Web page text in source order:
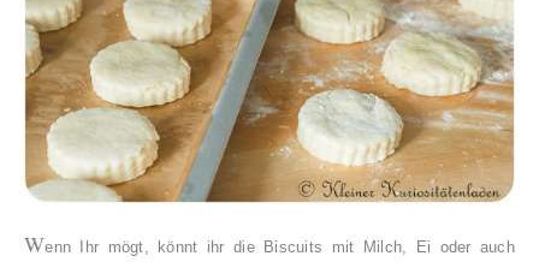
Wenn Ihr mögt, könnt ihr die Biscuits mit Milch, Ei oder auch